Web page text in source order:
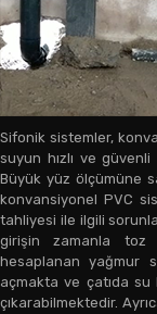
Sifonik sistemler,
suyun hızlı ve
Büyük yüz ölçümüne
konvansiyonel PVC
tahliyesi ile ilgili
girişin zamanla toz
hesaplanan yağmur
açmakta ve çatıda su
çıkarabilmektedir.